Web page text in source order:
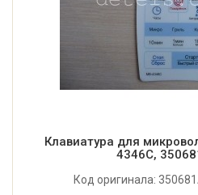
Клавиатура для
4346C,
Код оригинала: